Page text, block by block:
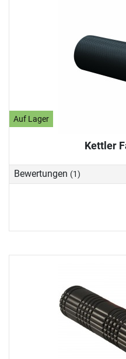
Auf Lager
Kettler
Bewertungen (1)